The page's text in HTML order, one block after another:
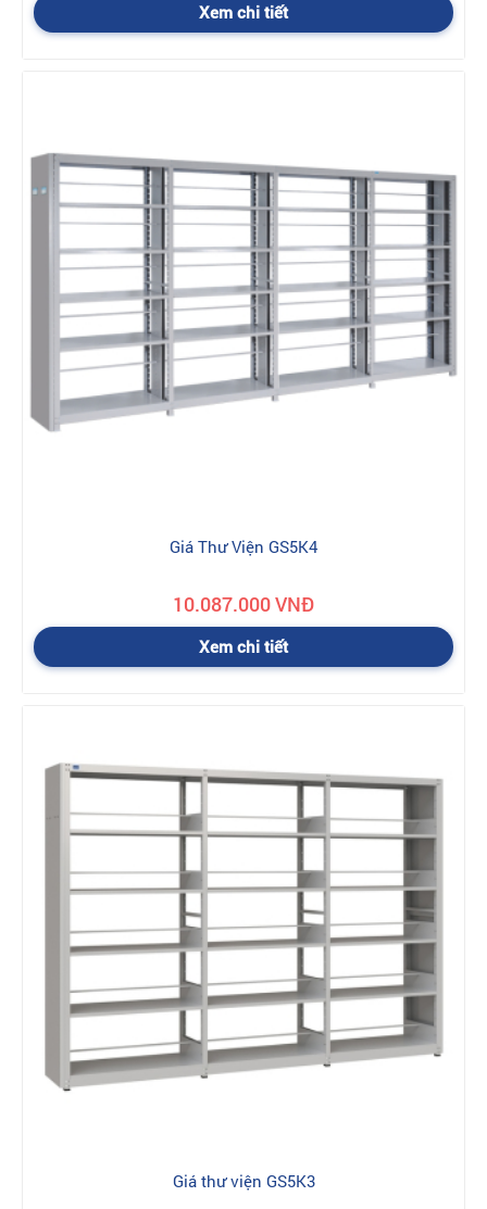
Xem chi tiết
Giá Thư Viện GS5K4
10.087.000 VNĐ
Xem chi tiết
Giá thư viện GS5K3